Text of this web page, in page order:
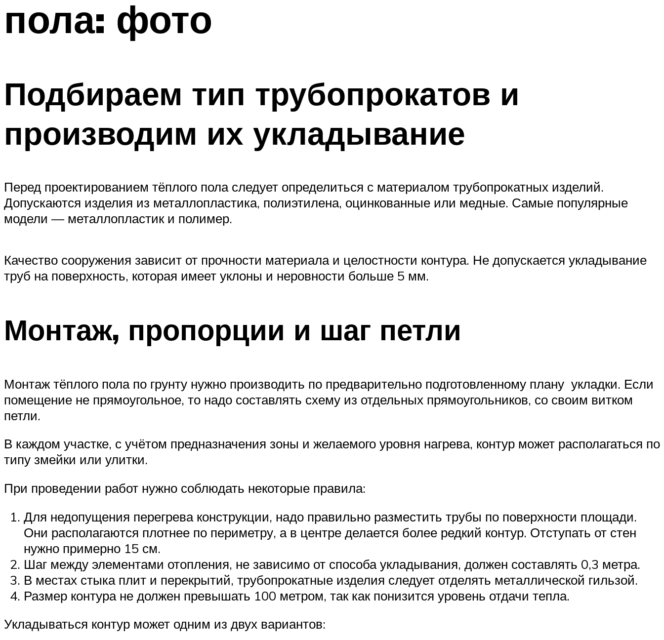
пола: фото
Подбираем тип трубопрокатов и
производим их укладывание
Перед проектированием тёплого пола следует определиться с материалом трубопрокатных изделий.
Допускаются изделия из металлопластика, полиэтилена, оцинкованные или медные. Самые популярные
модели — металлопластик и полимер.
Качество сооружения зависит от прочности материала и целостности контура. Не допускается укладывание
труб на поверхность, которая имеет уклоны и неровности больше 5 мм.
Монтаж, пропорции и шаг петли
Монтаж тёплого пола по грунту нужно производить по предварительно подготовленному плану укладки. Если
помещение не прямоугольное, то надо составлять схему из отдельных прямоугольников, со своим витком
петли.
В каждом участке, с учётом предназначения зоны и желаемого уровня нагрева, контур может располагаться по
типу змейки или улитки.
При проведении работ нужно соблюдать некоторые правила:
Для недопущения перегрева конструкции, надо правильно разместить трубы по поверхности площади.
Они располагаются плотнее по периметру, а в центре делается более редкий контур. Отступать от стен
нужно примерно 15 см.
Шаг между элементами отопления, не зависимо от способа укладывания, должен составлять 0,3 метра.
В местах стыка плит и перекрытий, трубопрокатные изделия следует отделять металлической гильзой.
Размер контура не должен превышать 100 метром, так как понизится уровень отдачи тепла.
Укладываться контур может одним из двух вариантов: